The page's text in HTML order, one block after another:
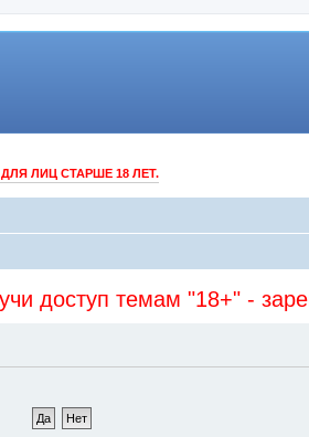
ЛИЦ СТАРШЕ 18 ЛЕТ.
доступ темам "18+" -